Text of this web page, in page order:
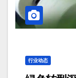
行业动态